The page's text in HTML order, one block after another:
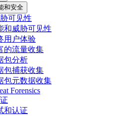
和安全
可见性
和威胁可见性
用户体验
的流量收集
包分析
包捕获收集
包元数据收集
Forensics
和认证